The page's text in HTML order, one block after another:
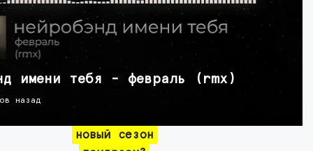
имени тебя - февраль (rmx)
назад
новый сезон